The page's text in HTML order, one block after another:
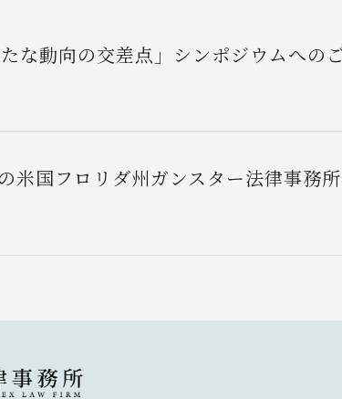
たな動向の交差点」シンポジウムへの
国フロリダ州ガンスター法律事務